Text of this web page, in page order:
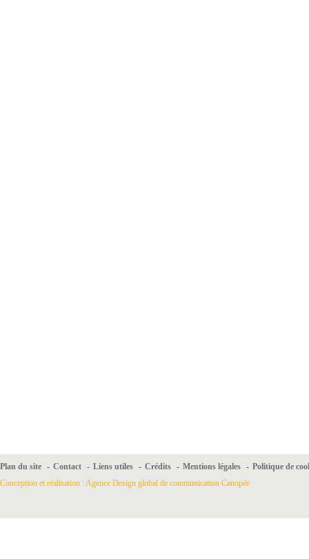
Plan du site - Contact - Liens utiles - Crédits - Mentions légales - Politique de
Conception et réalisation : Agence Design global de communication Canopée